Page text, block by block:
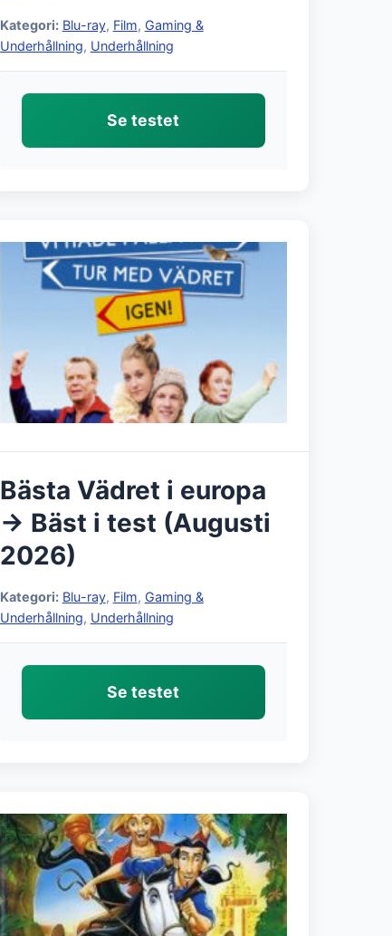
Kategori: Blu-ray, Film, Gaming &
Underhållning, Underhållning
Se testet
Bästa Vädret i europa
→ Bäst i test (Augusti
2026)
Kategori: Blu-ray, Film, Gaming &
Underhållning, Underhållning
Se testet